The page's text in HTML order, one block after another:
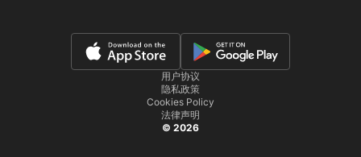
用户协议
隐私政策
Cookies Policy
法律声明
© 2026